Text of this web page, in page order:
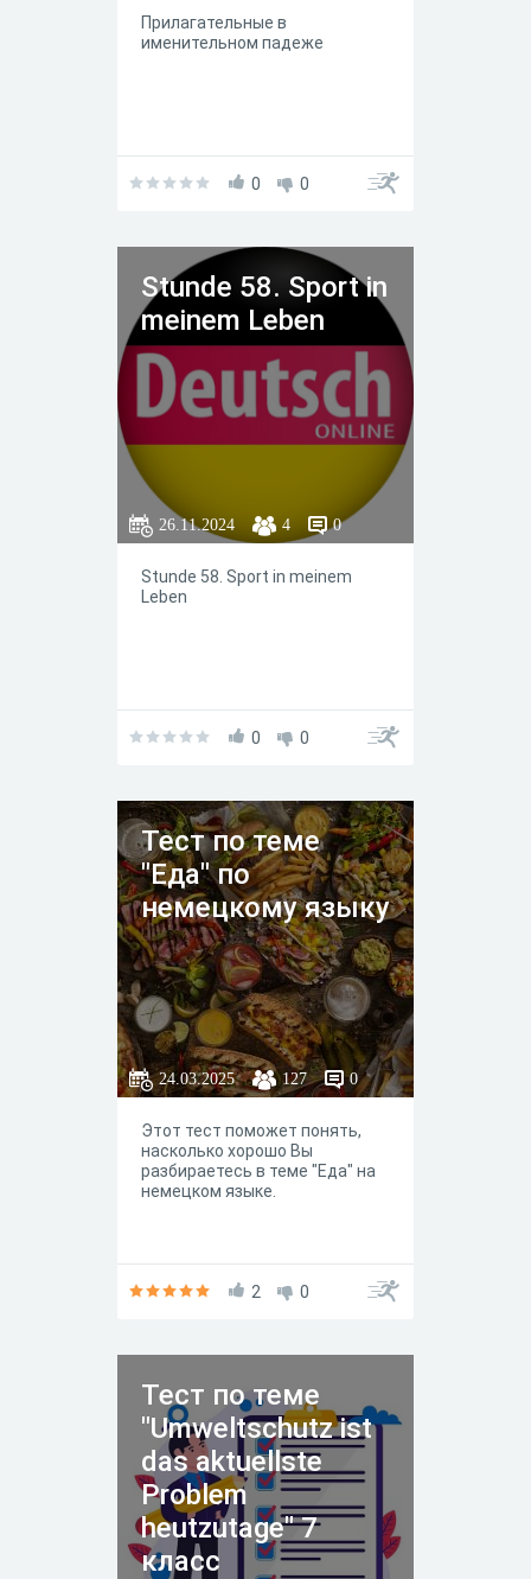
Прилагательные в
именительном падеже
0 0
Stunde 58. Sport in
meinem Leben
26.11.2024 4 0
Stunde 58. Sport in meinem
Leben
0 0
Тест по теме
"Еда" по
немецкому языку
24.03.2025 127 0
Этот тест поможет понять,
насколько хорошо Вы
разбираетесь в теме "Еда" на
немецком языке.
2 0
Тест по теме
"Umweltschutz ist
das aktuellste
Problem
heutzutage" 7
класс